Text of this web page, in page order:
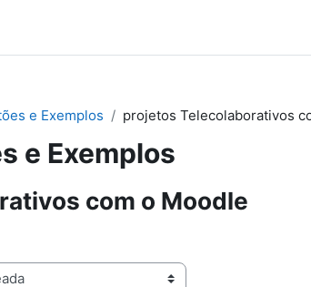
e Exemplos projetos Telecolaborativos
e Exemplos
com o Moodle